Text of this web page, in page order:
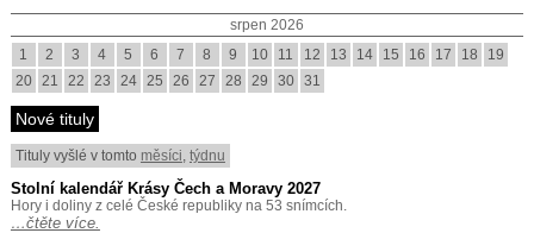
srpen 2026
1
2 3 4 5 6 7 8 9 10 11 12 13 14 15 16 17 18
19
20 21 22 23 24 25 26 27 28 29 30 31
Nové tituly
Tituly vyšlé v tomto měsíci, týdnu
Stolní kalendář Krásy Čech a Moravy 2027
Hory i doliny z celé České republiky na 53 snímcích.
…čtěte více.